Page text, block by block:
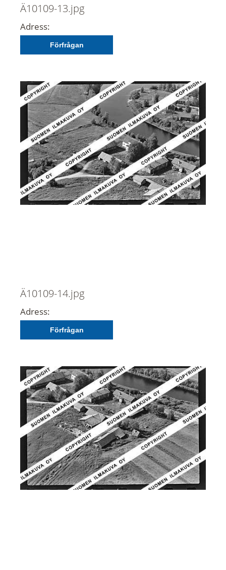
Ä10109-13.jpg
Adress:
Förfrågan
Ä10109-14.jpg
Adress:
Förfrågan